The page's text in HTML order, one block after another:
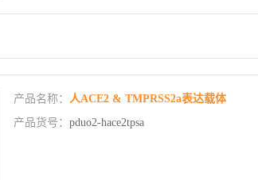
产品名称： 人ACE2 & TMPRSS2a表达载体
产品货号： pduo2-hace2tpsa